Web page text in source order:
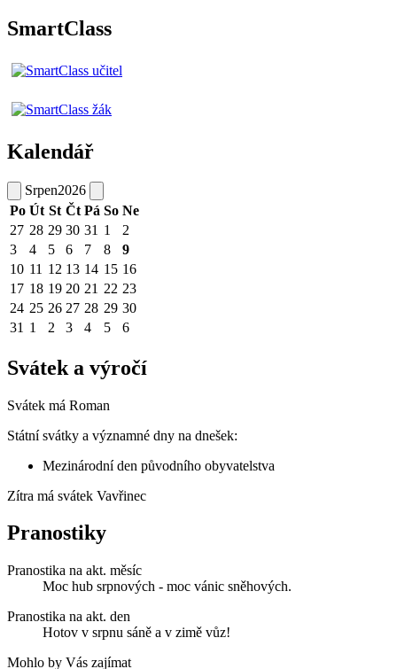
SmartClass
Kalendář
Srpen2026
Po Út St Čt Pá So Ne
27 28 29 30 31 1
2
3
4 5 6 7 8
9
10 11 12 13 14 15 16
17 18 19 20 21 22 23
24 25 26 27 28 29 30
31 1 2 3 4 5 6
Svátek a výročí
Svátek má Roman
Státní svátky a významné dny na dnešek:
Mezinárodní den původního obyvatelstva
Zítra má svátek Vavřinec
Pranostiky
Pranostika na akt. měsíc
Moc hub srpnových - moc vánic sněhových.
Pranostika na akt. den
Hotov v srpnu sáně a v zimě vůz!
Mohlo by Vás zajímat